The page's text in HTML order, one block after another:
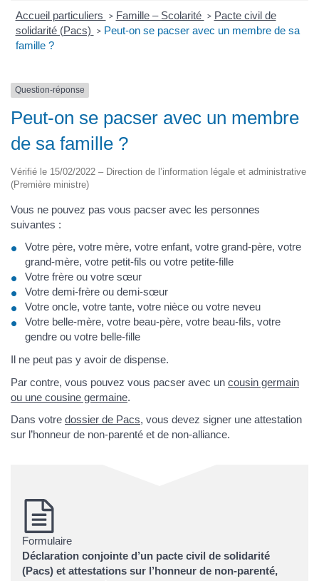
Accueil particuliers > Famille – Scolarité > Pacte civil de
solidarité (Pacs) > Peut-on se pacser avec un membre de sa
famille ?
Question-réponse
Peut-on se pacser avec un membre
de sa famille ?
Vérifié le 15/02/2022 – Direction de l’information légale et administrative
(Première ministre)
Vous ne pouvez pas vous pacser avec les personnes
suivantes :
Votre père, votre mère, votre enfant, votre grand-père, votre
grand-mère, votre petit-fils ou votre petite-fille
Votre frère ou votre sœur
Votre demi-frère ou demi-sœur
Votre oncle, votre tante, votre nièce ou votre neveu
Votre belle-mère, votre beau-père, votre beau-fils, votre
gendre ou votre belle-fille
Il ne peut pas y avoir de dispense.
Par contre, vous pouvez vous pacser avec un cousin germain
ou une cousine germaine.
Dans votre dossier de Pacs, vous devez signer une attestation
sur l’honneur de non-parenté et de non-alliance.
Formulaire
Déclaration conjointe d’un pacte civil de solidarité
(Pacs) et attestations sur l’honneur de non-parenté,